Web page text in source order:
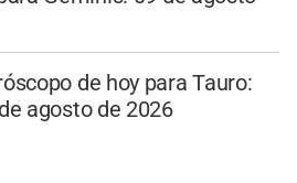
de hoy para Tauro:
agosto de 2026